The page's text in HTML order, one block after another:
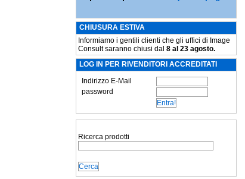
CHIUSURA ESTIVA
Informiamo i gentili clienti che gli uffici di Image
Consult saranno chiusi dal 8 al 23 agosto.
LOG IN PER RIVENDITORI ACCREDITATI
Indirizzo E-Mail
password
Ricerca prodotti